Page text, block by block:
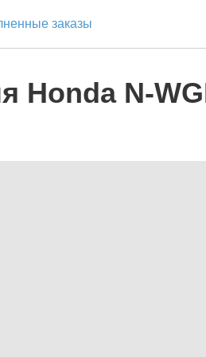
заказы
Honda N-